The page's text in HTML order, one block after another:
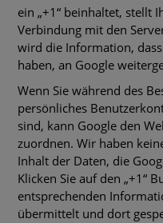
ein „+1“ beinhaltet, stellt
Verbindung mit den
wird die Information,
haben, an Google
Wenn Sie während des
persönliches
sind, kann Google den
zuordnen. Wir haben
Inhalt der Daten, die
Klicken Sie auf den „+1“
entsprechenden
übermittelt und dort